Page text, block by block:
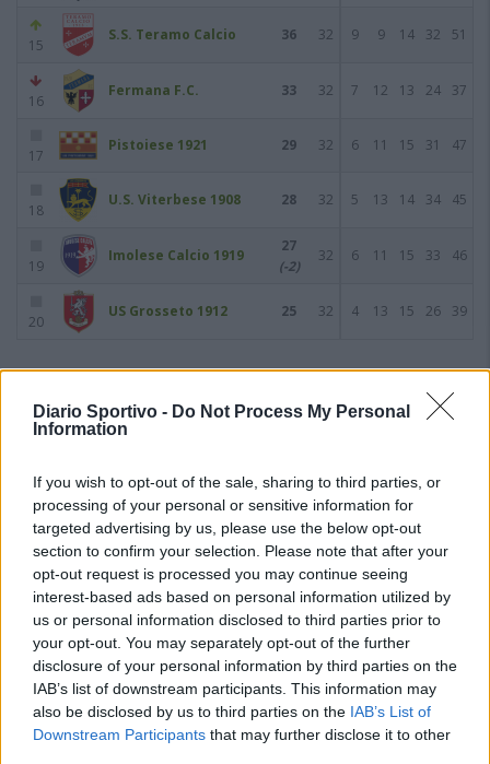
Diario Sportivo - Do Not Process My Personal
Information
If you wish to opt-out of the sale, sharing to third parties, or
processing of your personal or sensitive information for
targeted advertising by us, please use the below opt-out
section to confirm your selection. Please note that after your
opt-out request is processed you may continue seeing
interest-based ads based on personal information utilized by
us or personal information disclosed to third parties prior to
your opt-out. You may separately opt-out of the further
disclosure of your personal information by third parties on the
IAB’s list of downstream participants. This information may
also be disclosed by us to third parties on the IAB’s List of
Downstream Participants that may further disclose it to other
15
S.S. Teramo Calcio 36 32 9 9 14 32 51
16
Fermana F.C. 33 32 7 12 13 24 37
17
Pistoiese 1921 29 32 6 11 15 31 47
18
U.S. Viterbese 1908 28 32 5 13 14 34 45
19
Imolese Calcio 1919
27
(-2)
32 6 11 15 33 46
20
US Grosseto 1912 25 32 4 13 15 26 39